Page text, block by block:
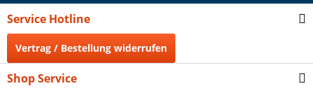
Service Hotline
Vertrag / Bestellung widerrufen
Shop Service